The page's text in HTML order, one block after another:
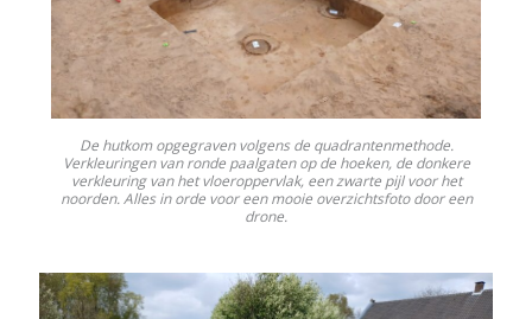
De hutkom opgegraven volgens de quadrantenmethode.
Verkleuringen van ronde paalgaten op de hoeken, de donkere
verkleuring van het vloeroppervlak, een zwarte pijl voor het
noorden. Alles in orde voor een mooie overzichtsfoto door een
drone.